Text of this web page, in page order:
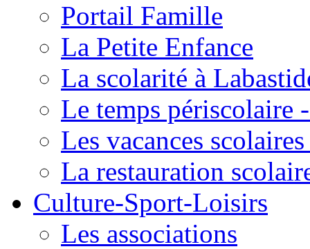
Portail Famille
La Petite Enfance
La scolarité à
Le temps périscolaire
Les vacances
La restauration
Culture-Sport-Loisirs
Les associations